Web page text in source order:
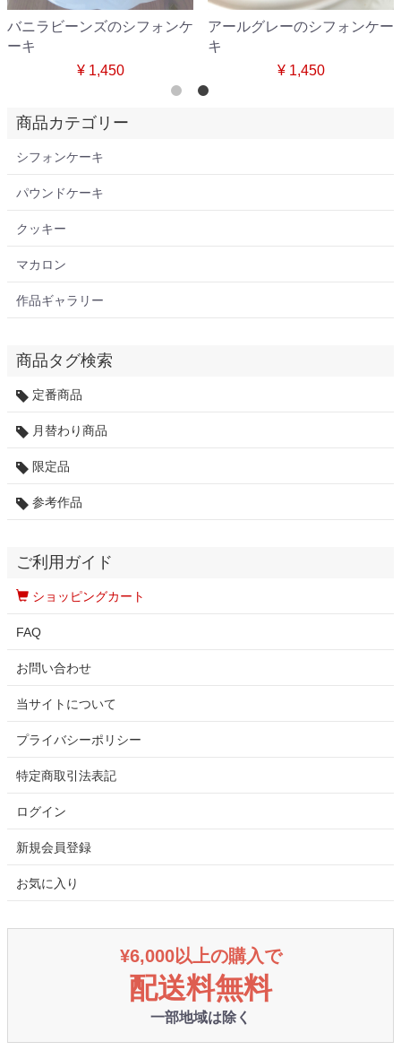
バニラビーンズのシフォンケ
ーキ
¥ 1,450
アールグレーのシフォンケー
キ
¥ 1,450
商品カテゴリー
シフォンケーキ
パウンドケーキ
クッキー
マカロン
作品ギャラリー
商品タグ検索
定番商品
月替わり商品
限定品
参考作品
ご利用ガイド
ショッピングカート
FAQ
お問い合わせ
当サイトについて
プライバシーポリシー
特定商取引法表記
ログイン
新規会員登録
お気に入り
¥6,000以上の購入で
配送料無料
一部地域は除く